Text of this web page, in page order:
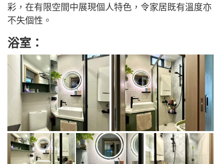
彩，在有限空間中展現個人特色，令家居既有溫度亦
不失個性。
浴室：